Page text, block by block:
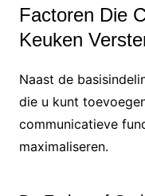
Factoren Die
Keuken
Naast de
die u kunt
communicatieve
maximaliseren.